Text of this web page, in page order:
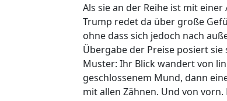
Als sie an der Reihe ist mit
Trump redet da über große
ohne dass sich jedoch nach
Übergabe der Preise posiert
Muster: Ihr Blick wandert von
geschlossenem Mund, dann
mit allen Zähnen. Und von